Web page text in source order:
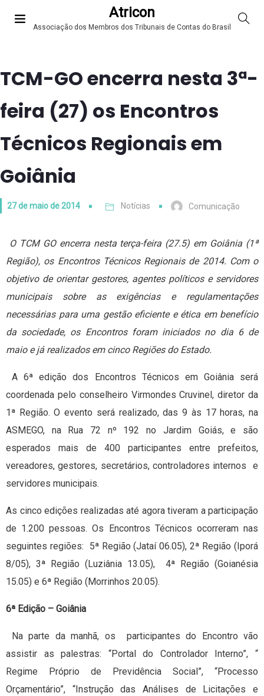
Atricon
Associação dos Membros dos Tribunais de Contas do Brasil
TCM-GO encerra nesta 3ª-
feira (27) os Encontros
Técnicos Regionais em
Goiânia
27 de maio de 2014 Notícias Comunicação
O TCM GO encerra nesta terça-feira (27.5) em Goiânia (1ª
Região), os Encontros Técnicos Regionais de 2014. Com o
objetivo de orientar gestores, agentes políticos e servidores
municipais sobre as exigências e regulamentações
necessárias para uma gestão eficiente e ética em benefício
da sociedade, os Encontros foram iniciados no dia 6 de
maio e já realizados em cinco Regiões do Estado.
A 6ª edição dos Encontros Técnicos em Goiânia será
coordenada pelo conselheiro Virmondes Cruvinel, diretor da
1ª Região. O evento será realizado, das 9 às 17 horas, na
ASMEGO, na Rua 72 nº 192 no Jardim Goiás, e são
esperados mais de 400 participantes entre prefeitos,
vereadores, gestores, secretários, controladores internos e
servidores municipais.
As cinco edições realizadas até agora tiveram a participação
de 1.200 pessoas. Os Encontros Técnicos ocorreram nas
seguintes regiões: 5ª Região (Jataí 06.05), 2ª Região (Iporá
8/05), 3ª Região (Luziânia 13.05), 4ª Região (Goianésia
15.05) e 6ª Região (Morrinhos 20.05).
6ª Edição – Goiânia
Na parte da manhã, os participantes do Encontro vão
assistir as palestras: “Portal do Controlador Interno”, “
Regime Próprio de Previdência Social”, “Processo
Orçamentário”, “Instrução das Análises de Licitações e